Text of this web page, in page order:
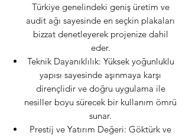
Türkiye genelindeki geniş üretim ve
audit ağı sayesinde en seçkin plakaları
bizzat denetleyerek projenize dahil
eder.
Teknik Dayanıklılık: Yüksek yoğunluklu
yapısı sayesinde aşınmaya karşı
dirençlidir ve doğru uygulama ile
nesiller boyu sürecek bir kullanım ömrü
sunar.
Prestij ve Yatırım Değeri: Göktürk ve